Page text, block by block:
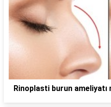
Rinoplasti burun ameliyatı